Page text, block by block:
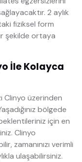
2 aylık
fiziksel form
şekilde ortaya
İle Kolayca
Clinyo üzerinden
bölgede
için en
Clinyo
zamanınızı verimli
ulaşabilirsiniz.